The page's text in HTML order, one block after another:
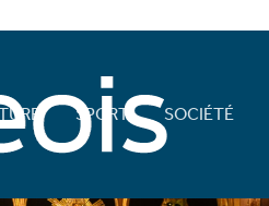
SPORT SOCIÉTÉ